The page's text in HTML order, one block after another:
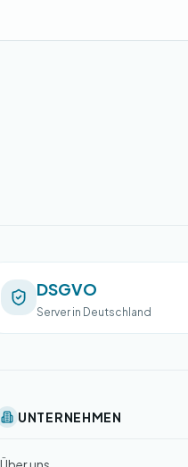
DSGVO
Server in Deutschland
UNTERNEHMEN